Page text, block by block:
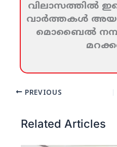
വിലാസത്തില്‍
വാര്‍ത്തകള്‍
മൊബൈല്‍
PREVIOUS
Related Articles